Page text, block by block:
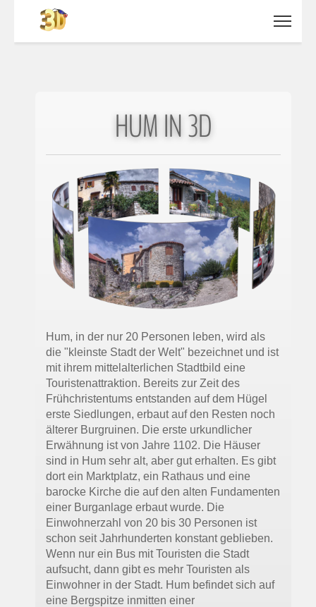
HUM IN 3D
Hum, in der nur 20 Personen leben, wird als
die "kleinste Stadt der Welt" bezeichnet und ist
mit ihrem mittelalterlichen Stadtbild eine
Touristenattraktion. Bereits zur Zeit des
Frühchristentums entstanden auf dem Hügel
erste Siedlungen, erbaut auf den Resten noch
älterer Burgruinen. Die erste urkundlicher
Erwähnung ist von Jahre 1102. Die Häuser
sind in Hum sehr alt, aber gut erhalten. Es gibt
dort ein Marktplatz, ein Rathaus und eine
barocke Kirche die auf den alten Fundamenten
einer Burganlage erbaut wurde. Die
Einwohnerzahl von 20 bis 30 Personen ist
schon seit Jahrhunderten konstant geblieben.
Wenn nur ein Bus mit Touristen die Stadt
aufsucht, dann gibt es mehr Touristen als
Einwohner in der Stadt. Hum befindet sich auf
eine Bergspitze inmitten einer